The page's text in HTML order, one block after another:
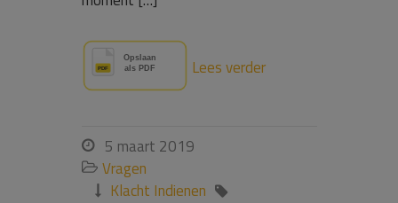
Lees verder
 5 maart 2019
 Vragen
 Klacht Indienen 